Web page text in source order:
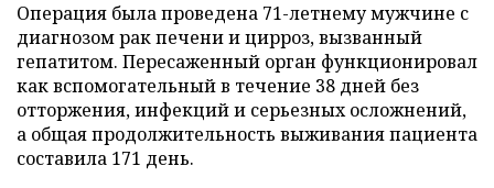
Операция была проведена 71-летнему мужчине с
диагнозом рак печени и цирроз, вызванный
гепатитом. Пересаженный орган функционировал
как вспомогательный в течение 38 дней без
отторжения, инфекций и серьезных осложнений,
а общая продолжительность выживания пациента
составила 171 день.